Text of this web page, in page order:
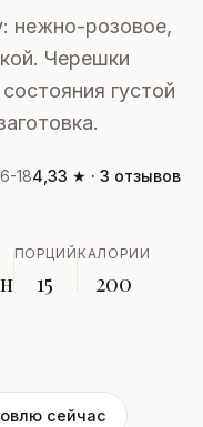
нежно-розовое,
Черешки
густой
184,33 ★ · 3 отзывов
ПОРЦИЙ
15
КАЛОРИИ
200
сейчас